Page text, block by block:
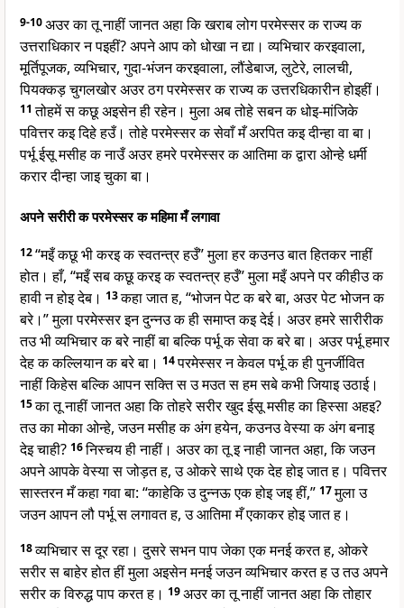
9-10अउर का तू नाहीं जानत अहा कि खराब लोग परमेस्सर क राज्य क
उत्तराधिकार न पइहीं? अपने आप को धोखा न द्या। व्यभिचार करइवाला,
मूर्तिपूजक, व्यभिचार, गुदा-भंजन करइवाला, लौंडेबाज, लुटेरे, लालची,
पियक्कड़ चुगलखोर अउर ठग परमेस्सर क राज्य क उत्तरधिकारीन होइहीं।
11तोहमें स कछू अइसेन ही रहेन। मुला अब तोहे सबन क धोइ-मांजिके
पवित्तर कइ दिहे हउँ। तोहे परमेस्सर क सेवाँ मँ अरपित कइ दीन्हा वा बा।
पर्भू ईसू मसीह क नाउँ अउर हमरे परमेस्सर क आतिमा क द्वारा ओन्हे धर्मी
करार दीन्हा जाइ चुका बा।
अपने सरीरी क परमेस्सर क महिमा मँ लगावा
12“मइँ कछू भी करइ क स्वतन्त्र हउँ” मुला हर कउनउ बात हितकर नाहीं
होत। हाँ, “मइँ सब कछू करइ क स्वतन्त्र हउँ” मुला मइँ अपने पर कीहीउ क
हावी न होइ देब। 13कहा जात ह, “भोजन पेट क बरे बा, अउर पेट भोजन क
बरे।” मुला परमेस्सर इन दुन्नउ क ही समाप्त कइ देई। अउर हमरे सारीरीक
तउ भी व्यभिचार क बरे नाहीं बा बल्कि पर्भू क सेवा क बरे बा। अउर पर्भू हमार
देह क कल्लियान क बरे बा। 14परमेस्सर न केवल पर्भू क ही पुनर्जीवित
नाहीं किहेस बल्कि आपन सक्ति स उ मउत स हम सबे कभी जियाइ उठाई।
15का तू नाहीं जानत अहा कि तोहरे सरीर खुद ईसू मसीह का हिस्सा अहइ?
तउ का मोका ओन्हे, जउन मसीह क अंग हयेन, कउनउ वेस्या क अंग बनाइ
देइ चाही? 16निस्चय ही नाहीं। अउर का तू इ नाही जानत अहा, कि जउन
अपने आपके वेस्या स जोड़त ह, उ ओकरे साथे एक देह होइ जात ह। पवित्तर
सास्तरन मँ कहा गवा बा: “काहेकि उ दुन्नऊ एक होइ जइ हीं,” 17मुला उ
जउन आपन लौ पर्भू स लगावत ह, उ आतिमा मँ एकाकर होइ जात ह।
18व्यभिचार स दूर रहा। दुसरे सभन पाप जेका एक मनई करत ह, ओकरे
सरीर स बाहेर होत हीं मुला अइसेन मनई जउन व्यभिचार करत ह उ तउ अपने
सरीर क विरुद्ध पाप करत ह। 19अउर का तू नाहीं जानत अहा कि तोहार